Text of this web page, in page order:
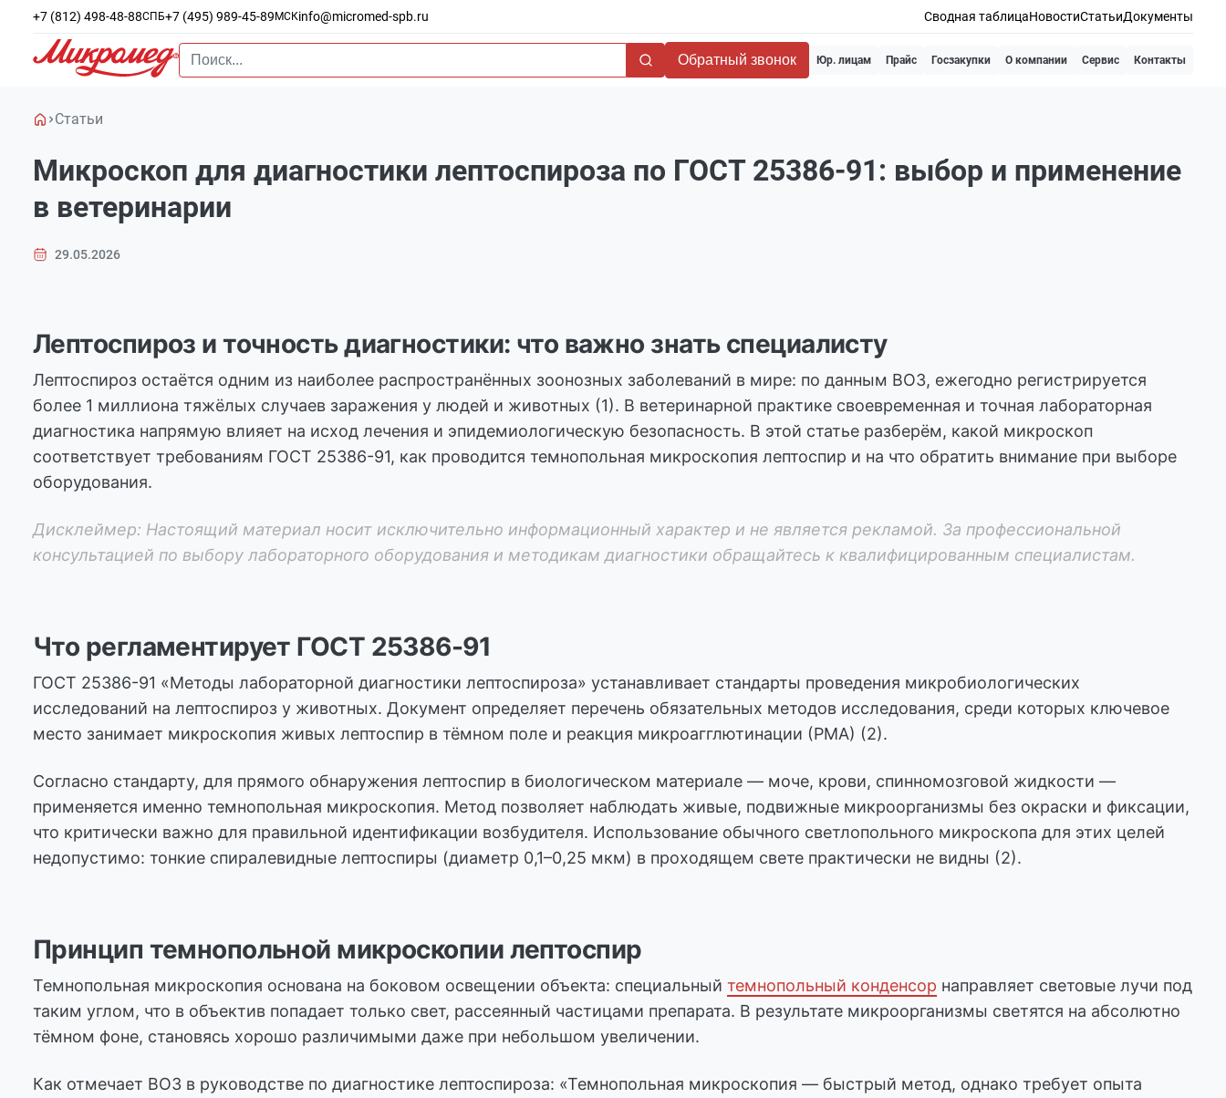
+7 (812) 498-48-88СПБ+7 (495) 989-45-89 МСКinfo@micromed-spb.ru Сводная таблицаНовостиСтатьиДокументы
Обратный звонок Юр. лицам Прайс Госзакупки О компании Сервис Контакты
Статьи
Микроскоп для диагностики лептоспироза по ГОСТ 25386-91: выбор и применение
в ветеринарии
29.05.2026
Лептоспироз и точность диагностики: что важно знать специалисту
Лептоспироз остаётся одним из наиболее распространённых зоонозных заболеваний в мире: по данным ВОЗ, ежегодно регистрируется
более 1 миллиона тяжёлых случаев заражения у людей и животных (1). В ветеринарной практике своевременная и точная лабораторная
диагностика напрямую влияет на исход лечения и эпидемиологическую безопасность. В этой статье разберём, какой микроскоп
соответствует требованиям ГОСТ 25386-91, как проводится темнопольная микроскопия лептоспир и на что обратить внимание при выборе
оборудования.
Дисклеймер: Настоящий материал носит исключительно информационный характер и не является рекламой. За профессиональной
консультацией по выбору лабораторного оборудования и методикам диагностики обращайтесь к квалифицированным специалистам.
Что регламентирует ГОСТ 25386-91
ГОСТ 25386-91 «Методы лабораторной диагностики лептоспироза» устанавливает стандарты проведения микробиологических
исследований на лептоспироз у животных. Документ определяет перечень обязательных методов исследования, среди которых ключевое
место занимает микроскопия живых лептоспир в тёмном поле и реакция микроагглютинации (РМА) (2).
Согласно стандарту, для прямого обнаружения лептоспир в биологическом материале — моче, крови, спинномозговой жидкости —
применяется именно темнопольная микроскопия. Метод позволяет наблюдать живые, подвижные микроорганизмы без окраски и фиксации,
что критически важно для правильной идентификации возбудителя. Использование обычного светлопольного микроскопа для этих целей
недопустимо: тонкие спиралевидные лептоспиры (диаметр 0,1–0,25 мкм) в проходящем свете практически не видны (2).
Принцип темнопольной микроскопии лептоспир
Темнопольная микроскопия основана на боковом освещении объекта: специальный темнопольный конденсор направляет световые лучи под
таким углом, что в объектив попадает только свет, рассеянный частицами препарата. В результате микроорганизмы светятся на абсолютно
тёмном фоне, становясь хорошо различимыми даже при небольшом увеличении.
Как отмечает ВОЗ в руководстве по диагностике лептоспироза: «Темнопольная микроскопия — быстрый метод, однако требует опыта